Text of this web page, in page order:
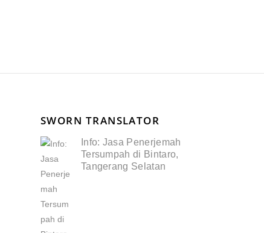
SWORN TRANSLATOR
Info: Jasa Penerjemah
Tersumpah di Bintaro,
Tangerang Selatan